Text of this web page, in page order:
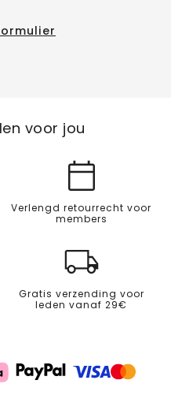
voor jou
Verlengd retourrecht voor
members
Gratis verzending voor
leden vanaf 29€